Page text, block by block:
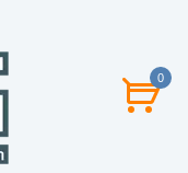
0